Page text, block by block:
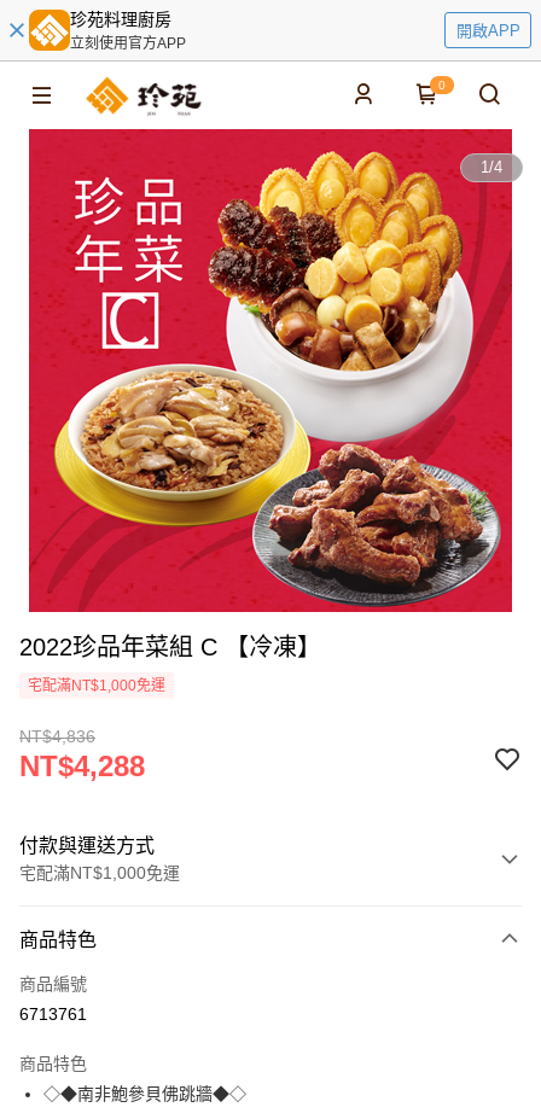
珍苑料理廚房
立刻使用官方APP
開啟APP
0
1/4
2022珍品年菜組 C 【冷凍】
宅配滿NT$1,000免運
NT$4,836
NT$4,288
付款與運送方式
宅配滿NT$1,000免運
信用卡一次付款
LINE Pay
街口支付
商品特色
商品編號
6713761
商品特色
◇◆南非鮑參貝佛跳牆◆◇